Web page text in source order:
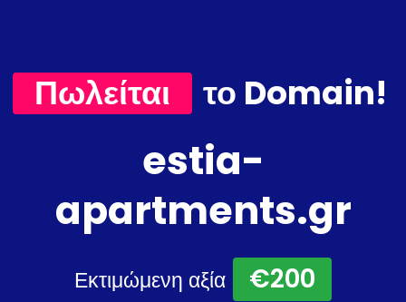
Πωλείται το Domain!
estia-
apartments.gr
Εκτιμώμενη αξία €200